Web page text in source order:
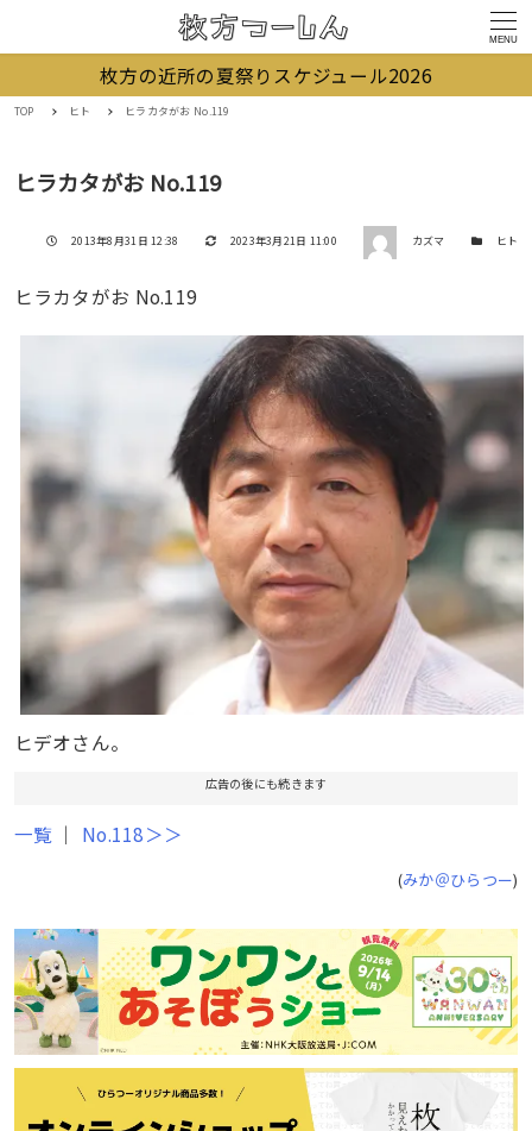
MENU
枚方の近所の夏祭りスケジュール2026
TOP ヒト ヒラカタがお No.119
ヒラカタがお No.119
投稿日
2013年8月31日 12:38 更新日
2023年3月21日 11:00 著者 カズマ カテゴリー
ヒト
ヒラカタがお No.119
ヒデオさん。
広告の後にも続きます
一覧 ｜ No.118＞＞
(みか＠ひらつー)